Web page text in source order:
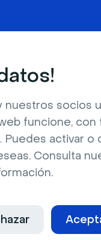
socios
funcione, con
Puedes activar o
Consulta
exclusiva y no
de sesión y la
de revocar
Cuenta en el
o suspender
o de
los Usuarios